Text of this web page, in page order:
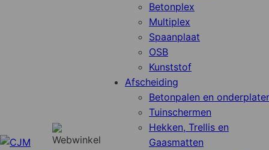
Betonplex
Multiplex
Spaanplaat
OSB
Kunststof
Afscheiding
Betonpalen en
Tuinschermen
Hekken, Trellis en
Gaasmatten